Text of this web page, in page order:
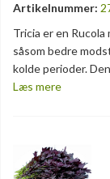
Artikelnummer:
Tricia er en
såsom bedre
kolde perioder.
Læs mere